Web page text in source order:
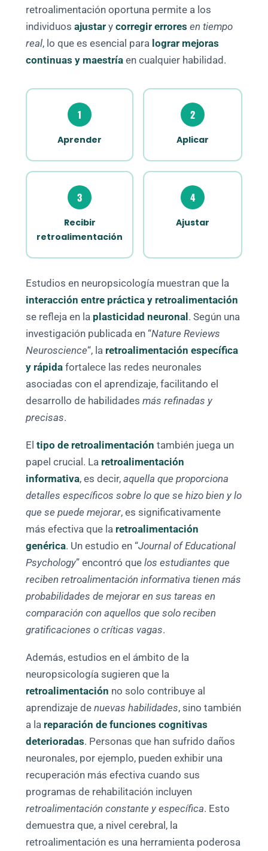
retroalimentación oportuna permite a los
individuosajustar ycorregir errores en tiempo
real, lo que es esencial para lograr mejoras
continuas y maestría en cualquier habilidad.
1
Aprender
2
Aplicar
3
Recibir
retroalimentación
4
Ajustar
Estudios en neuropsicología muestran que la
interacción entre práctica y retroalimentación
se refleja en la plasticidad neuronal . Según una
investigación publicada en “Nature Reviews
Neuroscience“, la retroalimentación específica
y rápida fortalece las redes neuronales
asociadas con el aprendizaje, facilitando el
desarrollo de habilidadesmás refinadas y
precisas.
Eltipo de retroalimentación también juega un
papel crucial. La retroalimentación
informativa, es decir,aquella que proporciona
detalles específicos sobre lo que se hizo bien y lo
que se puede mejorar, es significativamente
más efectiva que la retroalimentación
genérica. Un estudio en “Journal of Educational
Psychology” encontró quelos estudiantes que
reciben retroalimentación informativa tienen más
probabilidades de mejorar en sus tareas en
comparación con aquellos que solo reciben
gratificaciones o críticas vagas.
Además, estudios en el ámbito de la
neuropsicología sugieren que la
retroalimentación no solo contribuye al
aprendizaje denuevas habilidades, sino también
a la reparación de funciones cognitivas
deterioradas. Personas que han sufrido daños
neuronales, por ejemplo, pueden exhibir una
recuperación más efectiva cuando sus
programas de rehabilitación incluyen
retroalimentación constante y específica. Esto
demuestra que, a nivel cerebral, la
retroalimentación es una herramienta poderosa